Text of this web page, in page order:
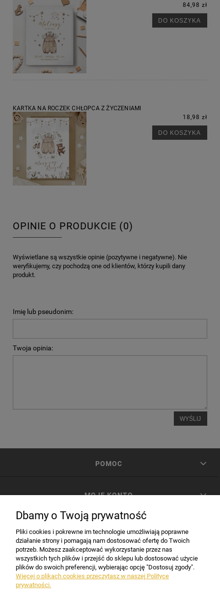
84,98 zł
DO KOSZYKA
KARTKA NA ROCZEK CHŁOPCA Z ŻYCZENIAMI
18,98 zł
DO KOSZYKA
OPINIE O PRODUKCIE (0)
Wyświetlane są wszystkie opinie (pozytywne i negatywne). Nie
weryfikujemy, czy pochodzą one od klientów, którzy kupili dany
produkt.
Imię lub pseudonim:
Twoja opinia:
WYŚLIJ
POMOC
MOJE KONTO
INFORMACJE
Dbamy o Twoją prywatność
Pliki cookies i pokrewne im technologie umożliwiają poprawne
działanie strony i pomagają nam dostosować ofertę do Twoich
potrzeb. Możesz zaakceptować wykorzystanie przez nas
wszystkich tych plików i przejść do sklepu lub dostosować użycie
plików do swoich preferencji, wybierając opcję "Dostosuj zgody".
Więcej o plikach cookies przeczytasz w naszej Polityce
prywatności.